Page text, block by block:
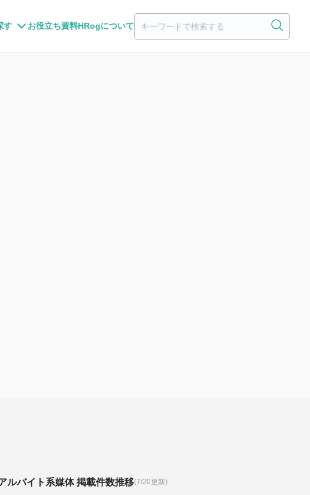
す お役立ち資料HRogについて
ルバイト系媒体 掲載件数推移(7/20更新)